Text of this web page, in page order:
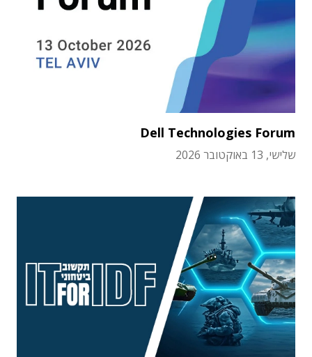
Dell Technologies Forum
שלישי, 13 באוקטובר 2026